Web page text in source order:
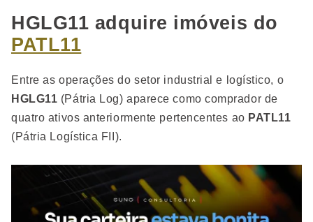
HGLG11 adquire imóveis do
PATL11
Entre as operações do setor industrial e logístico, o
HGLG11 (Pátria Log) aparece como comprador de
quatro ativos anteriormente pertencentes ao PATL11
(Pátria Logística FII).